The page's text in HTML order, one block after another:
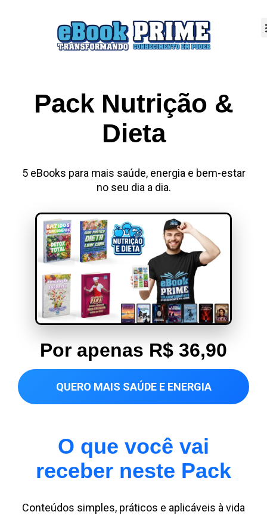
Pack Nutrição &
Dieta
5 eBooks para mais saúde, energia e bem-estar
no seu dia a dia.
Por apenas R$ 36,90
QUERO MAIS SAÚDE E ENERGIA
O que você vai
receber neste Pack
Conteúdos simples, práticos e aplicáveis à vida